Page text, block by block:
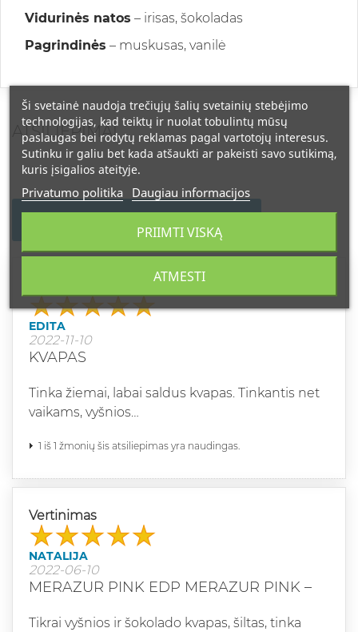
Vidurinės natos – irisas, šokoladas
Pagrindinės – muskusas, vanilė
ATSILIEPIMAI
EDITA
2022-11-10
KVAPAS
Tinka žiemai, labai saldus kvapas. Tinkantis net
vaikams, vyšnios…
1 iš 1 žmonių šis atsiliepimas yra naudingas.
Vertinimas
NATALIJA
2022-06-10
MERAZUR PINK EDP MERAZUR PINK –
Tikrai vyšnios ir šokolado kvapas, šiltas, tinka
Ši svetainė naudoja trečiųjų šalių svetainių stebėjimo
technologijas, kad teiktų ir nuolat tobulintų mūsų
paslaugas bei rodytų reklamas pagal vartotojų interesus.
Sutinku ir galiu bet kada atšaukti ar pakeisti savo sutikimą,
kuris įsigalios ateityje.
Privatumo politika Daugiau informacijos
ATMESTI
PRIIMTI VISKĄ